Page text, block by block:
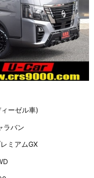
ーゼル車)
ラバン
ミアムGX